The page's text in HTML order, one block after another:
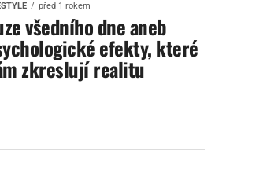
před 1 rokem
všedního dne aneb
efekty, které
zkreslují realitu